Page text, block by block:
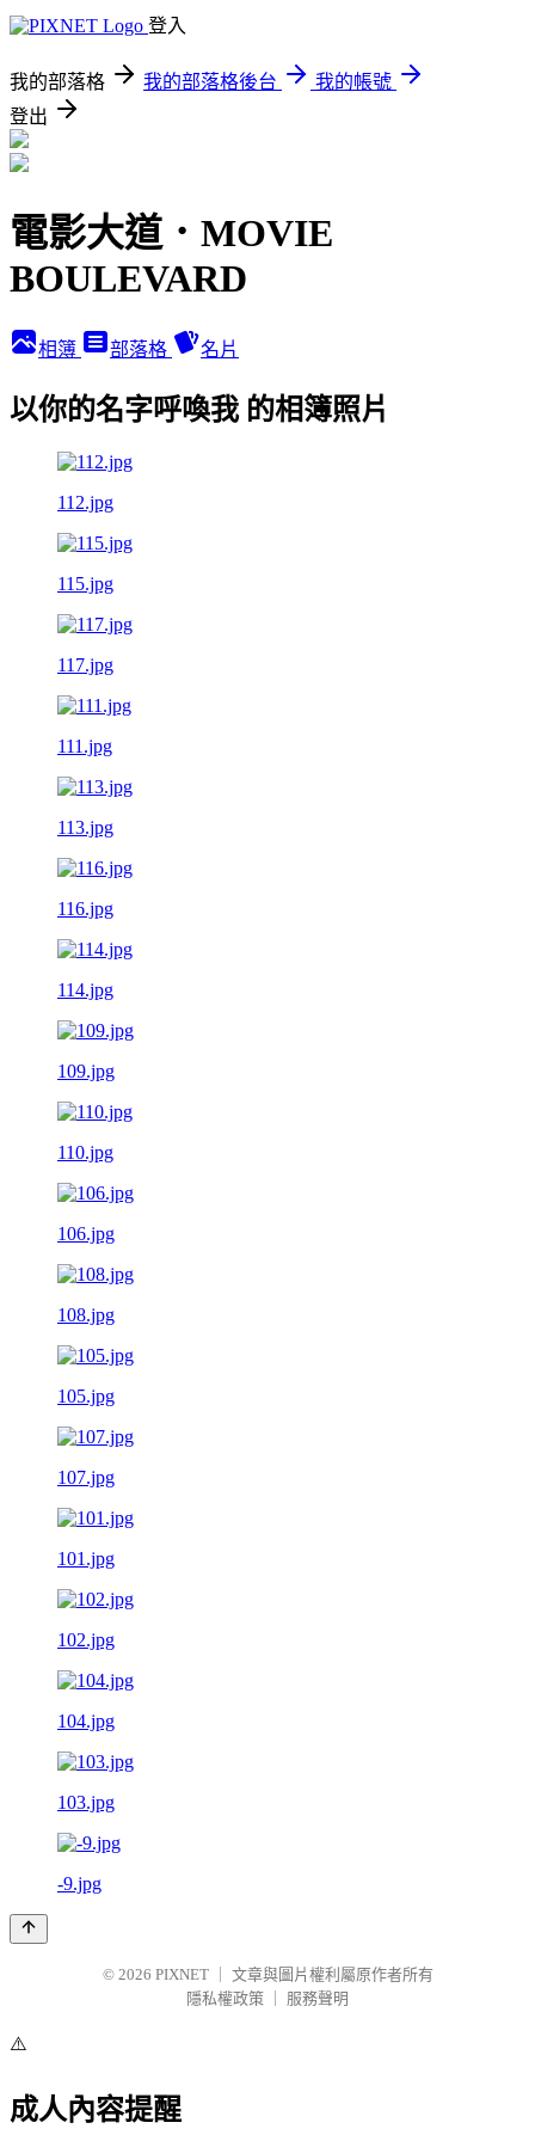
登入
我的部落格 我的部落格後台
我的帳號
登出
電影大道．MOVIE
BOULEVARD
相簿 部落格 名片
以你的名字呼喚我 的相簿照片
112.jpg
115.jpg
117.jpg
111.jpg
113.jpg
116.jpg
114.jpg
109.jpg
110.jpg
106.jpg
108.jpg
105.jpg
107.jpg
101.jpg
102.jpg
104.jpg
103.jpg
-9.jpg
© 2026 PIXNET
文章與圖片權利屬原作者所有
隱私權政策
服務聲明
⚠️
成人內容提醒